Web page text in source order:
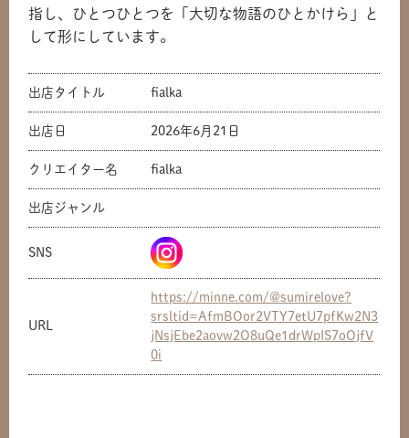
指し、ひとつひとつを「大切な物語のひとかけら」と
して形にしています。
出店タイトル fialka
出店日 2026年6月21日
クリエイター名 fialka
出店ジャンル
SNS
URL
https://minne.com/@sumirelove?
srsltid=AfmBOor2VTY7etU7pfKw2N3
jNsjEbe2aovw2O8uQe1drWpIS7oOjfV
0i